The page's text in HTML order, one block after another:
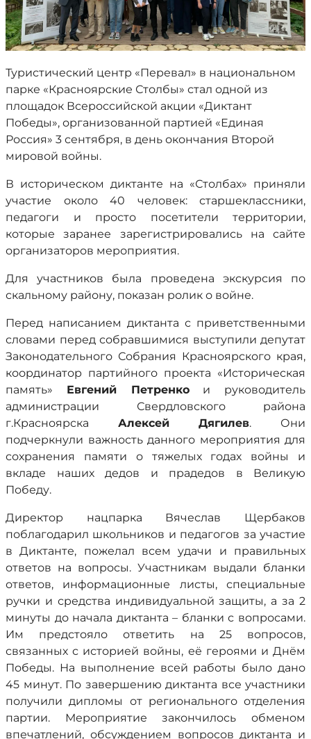
Туристический центр «Перевал» в национальном
парке «Красноярские Столбы» стал одной из
площадок Всероссийской акции «Диктант
Победы», организованной партией «Единая
Россия» 3 сентября, в день окончания Второй
мировой войны.
В историческом диктанте на «Столбах» приняли
участие около 40 человек: старшеклассники,
педагоги и просто посетители территории,
которые заранее зарегистрировались на сайте
организаторов мероприятия.
Для участников была проведена экскурсия по
скальному району, показан ролик о войне.
Перед написанием диктанта с приветственными
словами перед собравшимися выступили депутат
Законодательного Собрания Красноярского края,
координатор партийного проекта «Историческая
память» Евгений Петренкои руководитель
администрации Свердловского района
г.Красноярска Алексей Дягилев. Они
подчеркнули важность данного мероприятия для
сохранения памяти о тяжелых годах войны и
вкладе наших дедов и прадедов в Великую
Победу.
Директор нацпарка Вячеслав Щербаков
поблагодарил школьников и педагогов за участие
в Диктанте, пожелал всем удачи и правильных
ответов на вопросы. Участникам выдали бланки
ответов, информационные листы, специальные
ручки и средства индивидуальной защиты, а за 2
минуты до начала диктанта – бланки с вопросами.
Им предстояло ответить на 25 вопросов,
связанных с историей войны, её героями и Днём
Победы. На выполнение всей работы было дано
45 минут. По завершению диктанта все участники
получили дипломы от регионального отделения
партии. Мероприятие закончилось обменом
впечатлений, обсуждением вопросов диктанта и